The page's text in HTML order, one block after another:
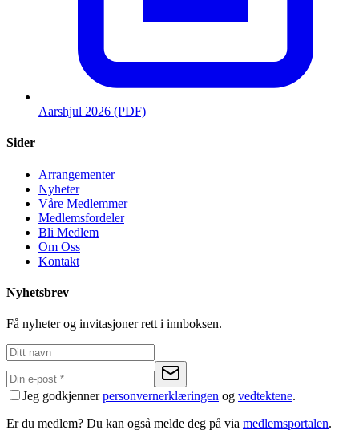
Aarshjul 2026 (PDF)
Sider
Arrangementer
Nyheter
Våre Medlemmer
Medlemsfordeler
Bli Medlem
Om Oss
Kontakt
Nyhetsbrev
Få nyheter og invitasjoner rett i innboksen.
Jeg godkjenner personvernerklæringen og vedtektene.
Er du medlem? Du kan også melde deg på via medlemsportalen.